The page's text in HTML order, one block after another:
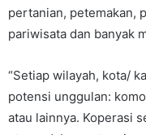
pertanian, petemakan,
pariwisata dan banyak
“Setiap wilayah, kota/
potensi unggulan:
atau lainnya. Koperasi